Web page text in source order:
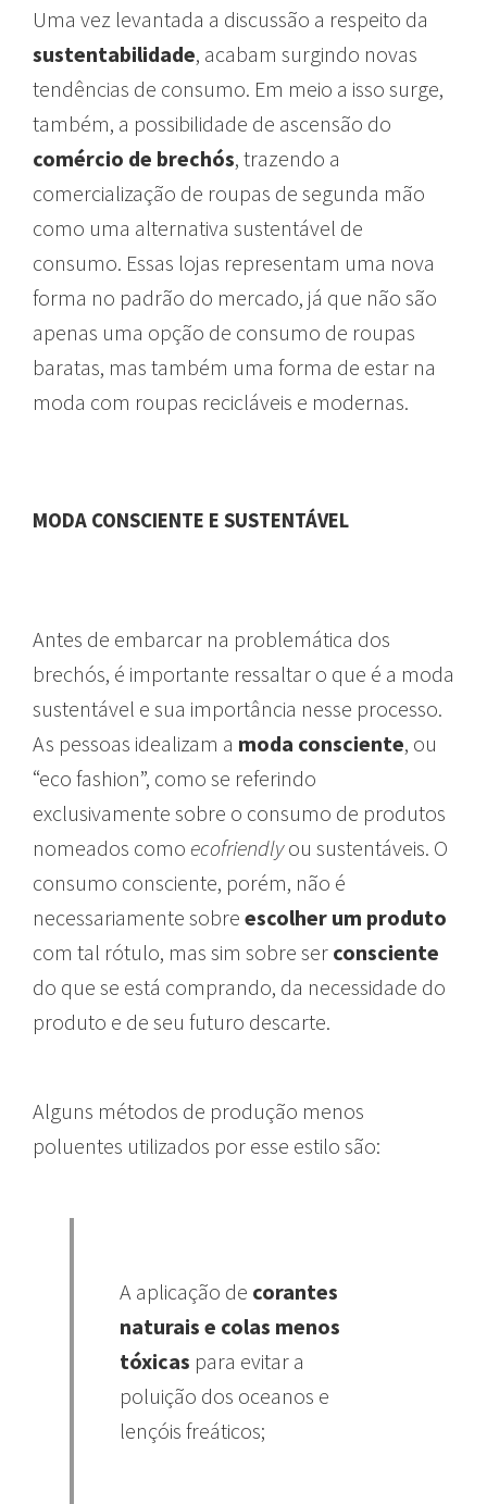
Uma vez levantada a discussão a respeito da
sustentabilidade, acabam surgindo novas
tendências de consumo. Em meio a isso surge,
também, a possibilidade de ascensão do
comércio de brechós, trazendo a
comercialização de roupas de segunda mão
como uma alternativa sustentável de
consumo. Essas lojas representam uma nova
forma no padrão do mercado, já que não são
apenas uma opção de consumo de roupas
baratas, mas também uma forma de estar na
moda com roupas recicláveis e modernas.
MODA CONSCIENTE E SUSTENTÁVEL
Antes de embarcar na problemática dos
brechós, é importante ressaltar o que é a moda
sustentável e sua importância nesse processo.
As pessoas idealizam a moda consciente, ou
“eco fashion”, como se referindo
exclusivamente sobre o consumo de produtos
nomeados como ecofriendlyou sustentáveis. O
consumo consciente, porém, não é
necessariamente sobre escolher um produto
com tal rótulo, mas sim sobre ser consciente
do que se está comprando, da necessidade do
produto e de seu futuro descarte.
Alguns métodos de produção menos
poluentes utilizados por esse estilo são:
A aplicação de corantes
naturais e colas menos
tóxicas para evitar a
poluição dos oceanos e
lençóis freáticos;